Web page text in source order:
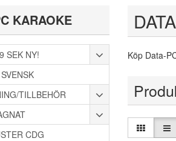
KARAOKE
SEK NY!
TILLBEHÖR
CDG
Köp Data-